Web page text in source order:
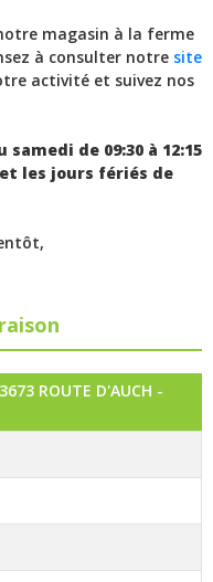
magasin à la ferme
à consulter notre site
activité et suivez nos
de 09:30 à 12:15
et les jours fériés de
ROUTE D'AUCH -